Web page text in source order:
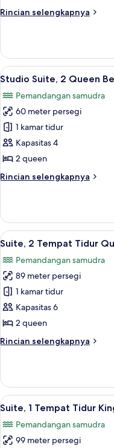
King
Rincian selengkapnya
Rincian
Kamar,
Tempat
King
Lihat
semua
foto
untuk
Studio
Suite,
2
Beds,
7
Studio Suite, 2 Queen
Pemandangan samudra
60 meter persegi
1 kamar tidur
Kapasitas 4
2 queen
Rincian selengkapnya
Rincian
Studio
Suite,
2
Beds,
Ocean
View
Lihat
semua
foto
untuk
Suite,
2
Tempat
Queen,
6
Suite, 2 Tempat Tidur
Pemandangan samudra
89 meter persegi
1 kamar tidur
Kapasitas 6
2 queen
Rincian selengkapnya
Rincian
Suite,
Tempat
Queen,
pemandangan
Lihat
semua
foto
untuk
7
Suite, 1 Tempat Tidur
Pemandangan samudra
99 meter persegi